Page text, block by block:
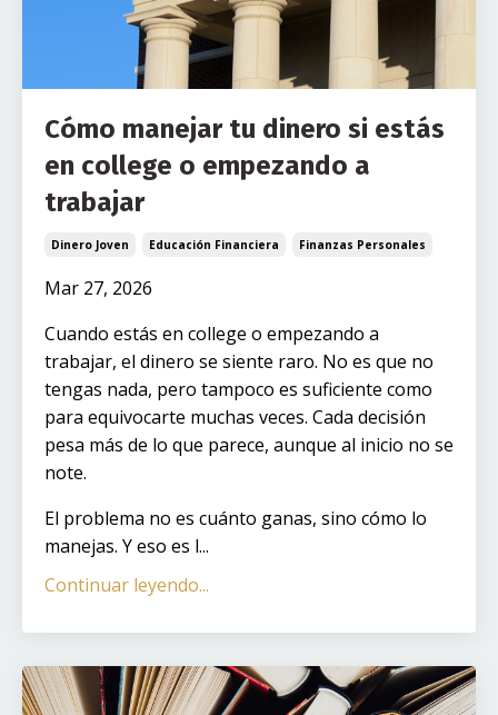
Cómo manejar tu dinero si estás
en college o empezando a
trabajar
Dinero Joven Educación Financiera Finanzas Personales
Mar 27, 2026
Cuando estás en college o empezando a
trabajar, el dinero se siente raro. No es que no
tengas nada, pero tampoco es suficiente como
para equivocarte muchas veces. Cada decisión
pesa más de lo que parece, aunque al inicio no se
note.
El problema no es cuánto ganas, sino cómo lo
manejas. Y eso es l...
Continuar leyendo...